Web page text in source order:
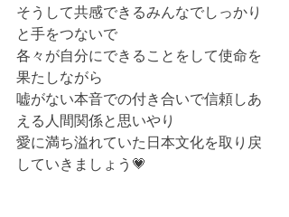
そうして共感できるみんなでしっかり
と手をつないで
各々が自分にできることをして使命を
果たしながら
嘘がない本音での付き合いで信頼しあ
える人間関係と思いやり
愛に満ち溢れていた日本文化を取り戻
していきましょう💗